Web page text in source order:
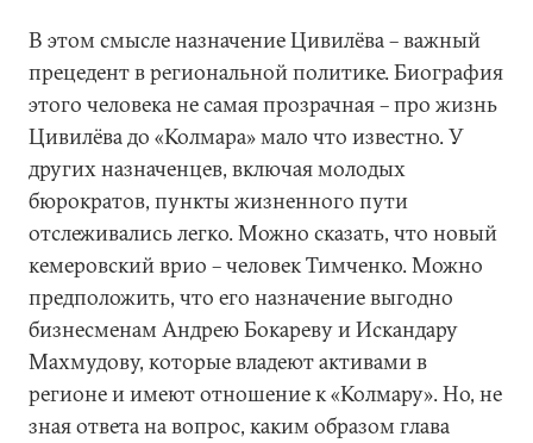
В этом смысле назначение Цивилёва – важный
прецедент в региональной политике. Биография
этого человека не самая прозрачная – про жизнь
Цивилёва до «Колмара» мало что известно. У
других назначенцев, включая молодых
бюрократов, пункты жизненного пути
отслеживались легко. Можно сказать, что новый
кемеровский врио – человек Тимченко. Можно
предположить, что его назначение выгодно
бизнесменам Андрею Бокареву и Искандару
Махмудову, которые владеют активами в
регионе и имеют отношение к «Колмару». Но, не
зная ответа на вопрос, каким образом глава